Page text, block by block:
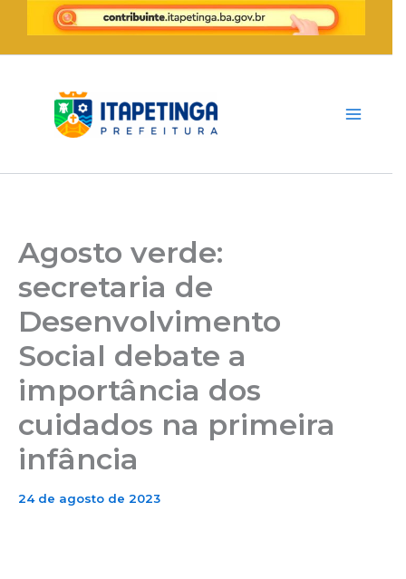
para
conteúdo
Agosto verde:
secretaria de
Desenvolvimento
Social debate a
importância dos
cuidados na primeira
infância
24 de agosto de 2023